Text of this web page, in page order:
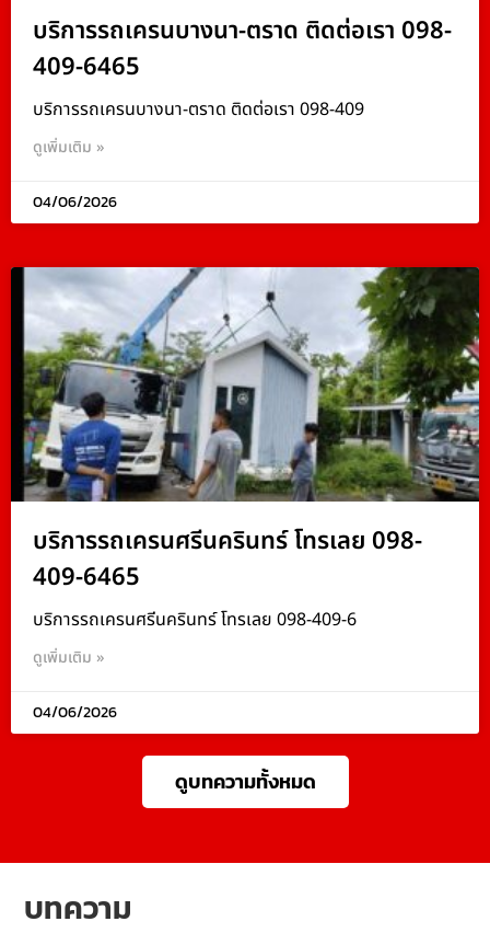
บริการรถเครนบางนา-ตราด ติดต่อเรา 098-
409-6465
บริการรถเครนบางนา-ตราด ติดต่อเรา 098-409
ดูเพิ่มเติม »
04/06/2026
บริการรถเครนศรีนครินทร์ โทรเลย 098-
409-6465
บริการรถเครนศรีนครินทร์ โทรเลย 098-409-6
ดูเพิ่มเติม »
04/06/2026
ดูบทความทั้งหมด
บทความ